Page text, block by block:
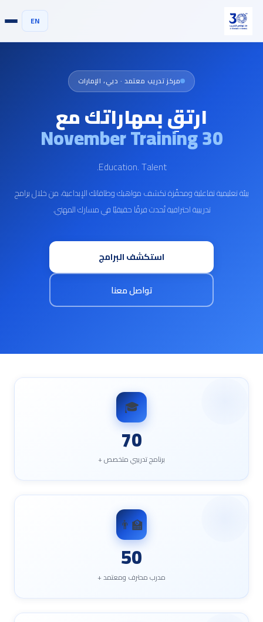
EN
مركز تدريب معتمد · دبي، الإمارات
ارتقِ بمهاراتك مع
30 November Training
Education. Talent.
بيئة تعليمية تفاعلية ومحفّزة تكشف مواهبك وطاقاتك الإبداعية، من خلال برامج
تدريبية احترافية تُحدث فرقًا حقيقيًا في مسارك المهني.
استكشف البرامج
تواصل معنا
🎓
70
برنامج تدريبي متخصص +
👨‍🏫
50
مدرب محترف ومعتمد +